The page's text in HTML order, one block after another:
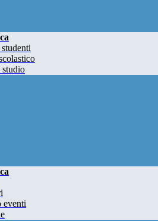
studio
eventi